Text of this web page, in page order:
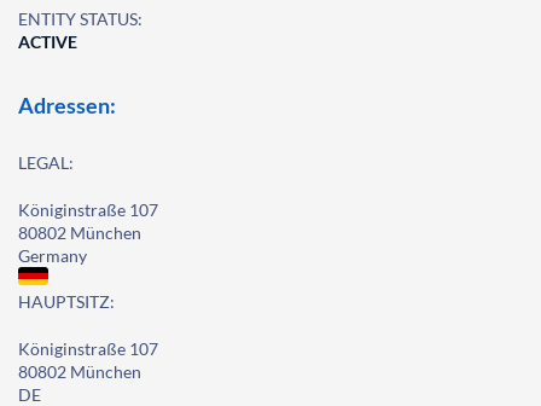
ENTITY STATUS:
ACTIVE
Adressen:
LEGAL:
Königinstraße 107
80802 München
Germany
HAUPTSITZ:
Königinstraße 107
80802 München
DE